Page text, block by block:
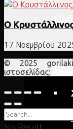
ΣΕΙΡΕΣ
Ο
17 Νοεμβρίου
© 2025
ιστοσελίδας: